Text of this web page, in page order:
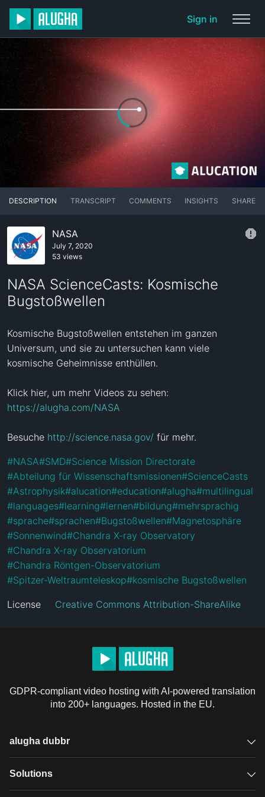
Sign in
DESCRIPTION TRANSCRIPT COMMENTS INSIGHTS SHARE
NASA
July 7, 2020
53 views
NASA ScienceCasts: Kosmische
Bugstoßwellen
Kosmische Bugstoßwellen entstehen im ganzen
Universum, und sie zu untersuchen kann viele
kosmische Geheimnisse enthüllen.
https://alugha.com/NASA
Besuche http://science.nasa.gov/ für mehr.
#NASA#SMD#Science Mission Directorate
#Abteilung für Wissenschaftsmissionen#ScienceCasts
#Astrophysik#alucation#education#alugha#multilingual
#languages#learning#lernen#bildung#mehrsprachig
#sprache#sprachen#Bugstoßwellen#Magnetosphäre
#Sonnenwind#Chandra X-ray Observatory
#Chandra X-ray Observatorium
#Chandra Röntgen-Observatorium
#Spitzer-Weltraumteleskop#kosmische Bugstoßwellen
License Creative Commons Attribution-ShareAlike
GDPR-compliant video hosting with AI-powered translation
into 200+ languages. Hosted in the EU.
alugha dubbr
Overview
Solutions